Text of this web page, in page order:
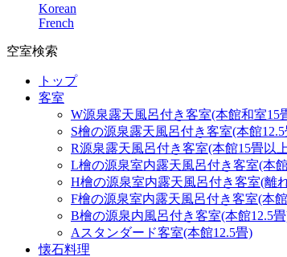
Korean
French
空室検索
トップ
客室
W源泉露天風呂付き客室(本館和室15
S檜の源泉露天風呂付き客室(本館
R源泉露天風呂付き客室(本館15畳以
L檜の源泉室内露天風呂付き客室(本
H檜の源泉室内露天風呂付き客室(離
F檜の源泉室内露天風呂付き客室(本
B檜の源泉内風呂付き客室(本館12.5
Aスタンダード客室(本館12.5畳)
懐石料理